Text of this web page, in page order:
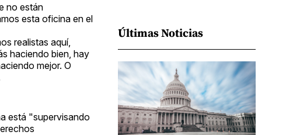
no están
esta oficina en el
realistas aquí,
haciendo bien, hay
mejor. O
está "supervisando
Últimas Noticias